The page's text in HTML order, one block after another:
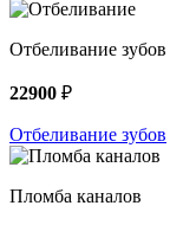
Отбеливание зубов
22900 ₽
Отбеливание зубов
Пломба каналов